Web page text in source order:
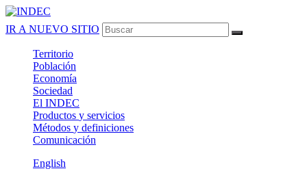
IR A NUEVO SITIO
Territorio
Población
Economía
Sociedad
El INDEC
Productos y servicios
Métodos y definiciones
Comunicación
English